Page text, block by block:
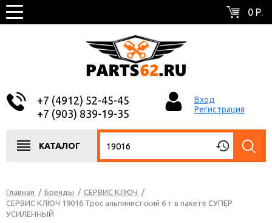
0 Р.
+7 (4912) 52-45-45
+7 (903) 839-19-35
Вход
Регистрация
КАТАЛОГ
Главная / Бренды / СЕРВИС КЛЮЧ /
СЕРВИС КЛЮЧ 19016 Трос альпинистский 6 т в пакете СУПЕР
УСИЛЕННЫЙ